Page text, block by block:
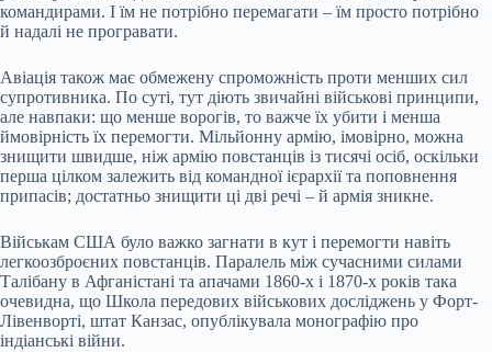
командирами. І їм не потрібно перемагати – їм просто потрібно
й надалі не програвати.
Авіація також має обмежену спроможність проти менших сил
супротивника. По суті, тут діють звичайні військові принципи,
але навпаки: що менше ворогів, то важче їх убити і менша
ймовірність їх перемогти. Мільйонну армію, імовірно, можна
знищити швидше, ніж армію повстанців із тисячі осіб, оскільки
перша цілком залежить від командної ієрархії та поповнення
припасів; достатньо знищити ці дві речі – й армія зникне.
Військам США було важко загнати в кут і перемогти навіть
легкоозброєних повстанців. Паралель між сучасними силами
Талібану в Афганістані та апачами 1860-х і 1870-х років така
очевидна, що Школа передових військових досліджень у Форт-
Лівенворті, штат Канзас, опублікувала монографію про
індіанські війни.